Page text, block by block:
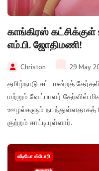
காங்கிரஸ் கட்சிக்குள்
எம்.பி. ஜோதிமணி!
Christon 29 May
தமிழ்நாடு சட்டமன்றத்
மற்றும் வேட்பாளர் தேர்வில்
ஊழல்களும் நடந்துள்ளதாகத்
குற்றம் சாட்டியுள்ளார்.
வீடியோ ஸ்டோரி